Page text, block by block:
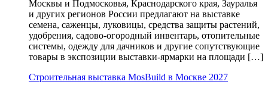
Москвы и Подмосковья, Краснодарского края, Зауралья
и других регионов России предлагают на выставке
семена, саженцы, луковицы, средства защиты растений,
удобрения, садово-огородный инвентарь, отопительные
системы, одежду для дачников и другие сопутствующие
товары в экспозиции выставки-ярмарки на площади […]
Строительная выставка MosBuild в Москве 2027